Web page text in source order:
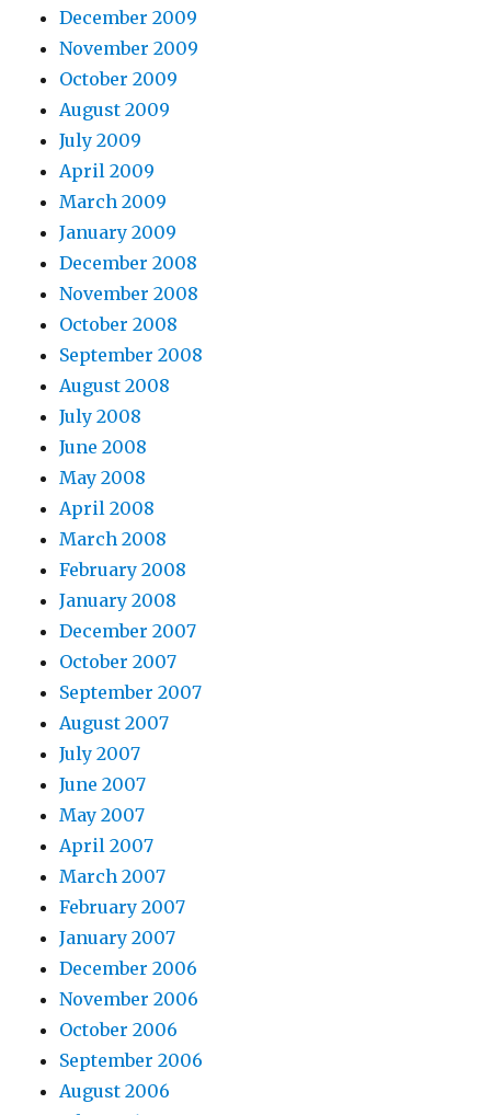
December 2009
November 2009
October 2009
August 2009
July 2009
April 2009
March 2009
January 2009
December 2008
November 2008
October 2008
September 2008
August 2008
July 2008
June 2008
May 2008
April 2008
March 2008
February 2008
January 2008
December 2007
October 2007
September 2007
August 2007
July 2007
June 2007
May 2007
April 2007
March 2007
February 2007
January 2007
December 2006
November 2006
October 2006
September 2006
August 2006